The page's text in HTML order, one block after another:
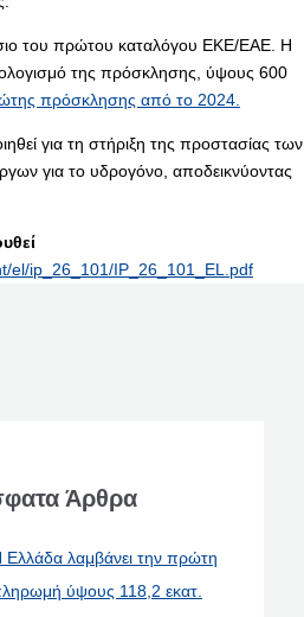
του πρώτου καταλόγου ΕΚΕ/ΕΑΕ. Η
της πρόσκλησης, ύψους 600
πρόσκλησης από το 2024.
για τη στήριξη της προστασίας των
για το υδρογόνο, αποδεικνύοντας
el/ip_26_101/IP_26_101_EL.pdf
Άρθρα
Ελλάδα λαμβάνει την πρώτη
ύψους 118,2 εκατ.